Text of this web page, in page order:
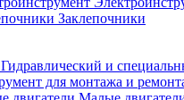
Заклепочники
Гидравлический и